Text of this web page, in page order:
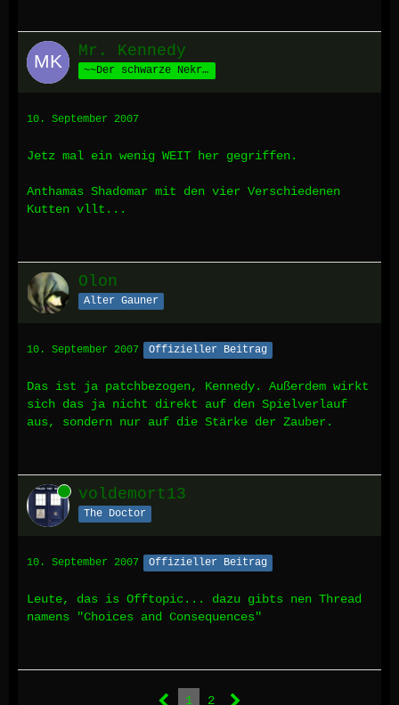
Mr. Kennedy
~~Der schwarze Nekromant aus Nisos~~
10. September 2007
Jetz mal ein wenig WEIT her gegriffen.
Anthamas Shadomar mit den vier Verschiedenen
Kutten vllt...
Olon
Alter Gauner
10. September 2007 Offizieller Beitrag
Das ist ja patchbezogen, Kennedy. Außerdem wirkt
sich das ja nicht direkt auf den Spielverlauf
aus, sondern nur auf die Stärke der Zauber.
Online voldemort13
The Doctor
10. September 2007 Offizieller Beitrag
Leute, das is Offtopic... dazu gibts nen Thread
namens "Choices and Consequences"
1 2